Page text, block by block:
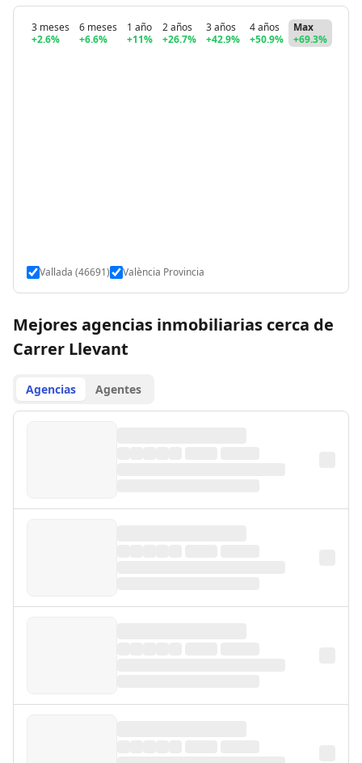
3 meses
+2.6%
6 meses
+6.6%
1 año
+11%
2 años
+26.7%
3 años
+42.9%
4 años
+50.9%
Max
+69.3%
Vallada (46691) València Provincia
Mejores agencias inmobiliarias cerca de
Carrer Llevant
Agencias Agentes